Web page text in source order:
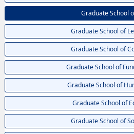
Graduate School
Graduate School of
Graduate School of
Graduate School of
Graduate School of
Graduate School of
Graduate School of